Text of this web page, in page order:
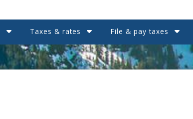
Taxes & rates File & pay taxes